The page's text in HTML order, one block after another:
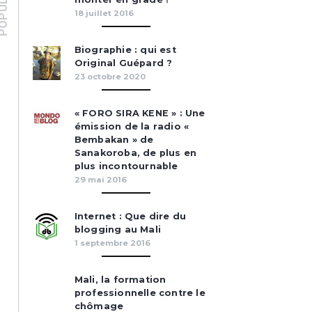
18 juillet 2016
Biographie : qui est
Original Guépard ?
23 octobre 2020
« FORO SIRA KENE » : Une
émission de la radio «
Bembakan » de
Sanakoroba, de plus en
plus incontournable
29 mai 2016
Internet : Que dire du
blogging au Mali
1 septembre 2016
Mali, la formation
professionnelle contre le
chômage